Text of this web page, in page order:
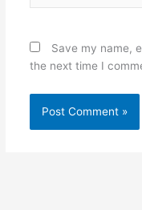
Save my name,
the next time I